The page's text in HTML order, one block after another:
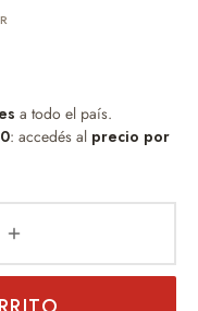
a todo el país.
: accedés al precio por